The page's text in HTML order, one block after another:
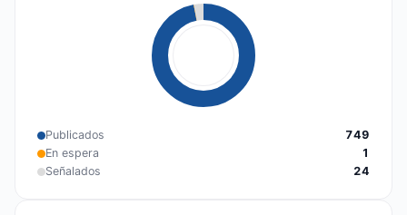
Publicados
749
En espera
1
Señalados
24